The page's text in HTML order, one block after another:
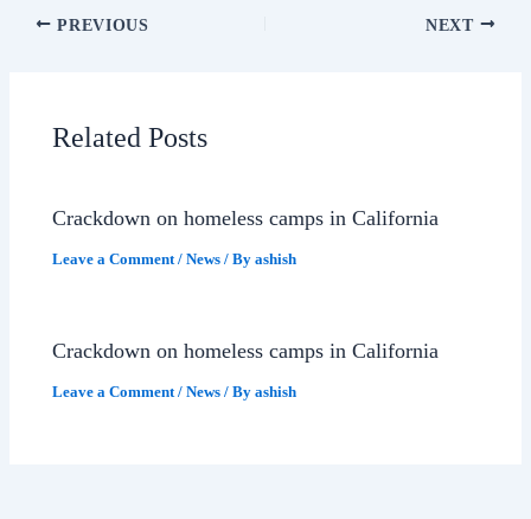
PREVIOUS NEXT
Related Posts
Crackdown on homeless camps in California
Leave a Comment /News / Byashish
Crackdown on homeless camps in California
Leave a Comment /News / Byashish